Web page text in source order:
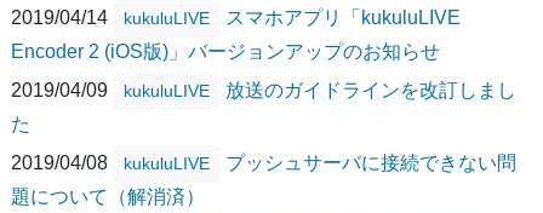
2019/04/14
kukuluLIVE
スマホアプリ「kukuluLIVE
Encoder 2 (iOS版)」バージョンアップのお知らせ
2019/04/09
kukuluLIVE
放送のガイドラインを改訂しまし
た
2019/04/08
kukuluLIVE
プッシュサーバに接続できない問
題について（解消済）